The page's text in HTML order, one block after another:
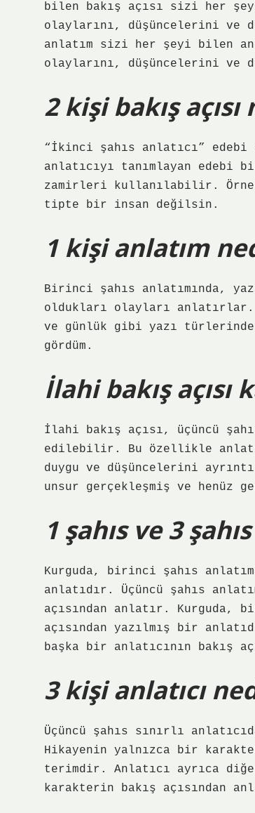
bilen bakış açısı sizi her
olaylarını, düşüncelerini ve
anlatım sizi her şeyi bilen
olaylarını, düşüncelerini ve
2 kişi bakış
“İkinci şahıs anlatıcı”
anlatıcıyı tanımlayan edebi
zamirleri kullanılabilir.
tipte bir insan değilsin.
1 kişi anlatım
Birinci şahıs anlatımında,
oldukları olayları anlatırlar.
ve günlük gibi yazı
gördüm.
İlahi bakış açısı
İlahi bakış açısı, üçüncü
edilebilir. Bu özellikle
duygu ve düşüncelerini
unsur gerçekleşmiş ve henüz
1 şahıs ve 3
Kurguda, birinci şahıs
anlatıdır. Üçüncü şahıs
açısından anlatır. Kurguda,
açısından yazılmış bir
başka bir anlatıcının bakış
3 kişi anlatıcı
Üçüncü şahıs sınırlı
Hikayenin yalnızca bir
terimdir. Anlatıcı ayrıca
karakterin bakış açısından